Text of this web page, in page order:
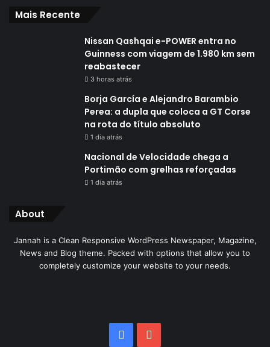
Mais Recente
Nissan Qashqai e-POWER entra no
Guinness com viagem de 1.980 km sem
reabastecer
3 horas atrás
Borja García e Alejandro Barambio
Perea: a dupla que coloca a GT Corse
na rota do título absoluto
1 dia atrás
Nacional de Velocidade chega a
Portimão com grelhas reforçadas
1 dia atrás
About
Jannah is a Clean Responsive WordPress Newspaper, Magazine,
News and Blog theme. Packed with options that allow you to
completely customize your website to your needs.
Facebook